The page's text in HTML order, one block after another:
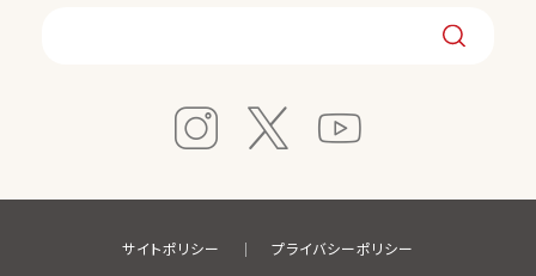
サイトポリシー プライバシーポリシー